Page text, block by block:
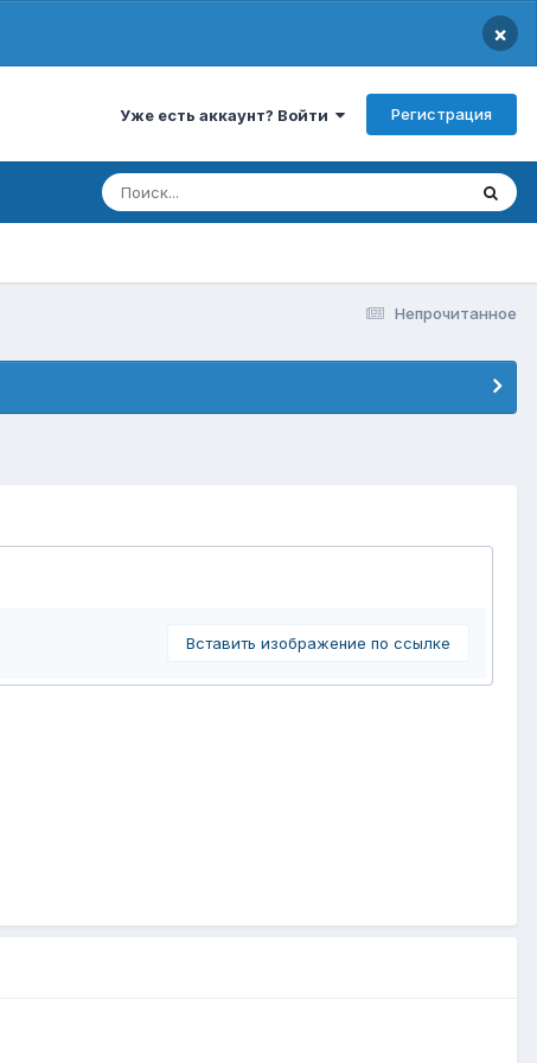
×
Уже есть аккаунт? Войти Регистрация
Непрочитанное
Вставить изображение по ссылке